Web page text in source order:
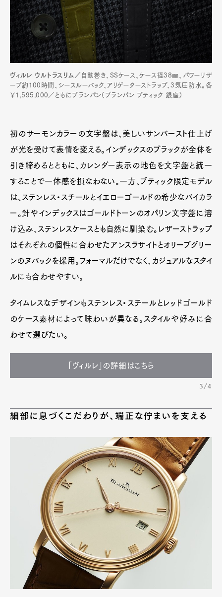
ヴィルレ ウルトラスリム／ 自動巻き、SSケース、ケース径38㎜、パワーリザ
ーブ約100時間、シースルーバック、アリゲーターストラップ、3気圧防水。各
￥1,595,000／ともにブランパン（ブランパン ブティック 銀座）
初のサーモンカラーの文字盤は、美しいサンバースト仕上げ
が光を受けて表情を変える。インデックスのブラックが全体を
引き締めるとともに、カレンダー表示の地色を文字盤と統一
することで一体感を損なわない。一方、ブティック限定モデル
は、ステンレス・スチールとイエローゴールドの希少なバイカラ
ー。針やインデックスはゴールドトーンのオパリン文字盤に溶
け込み、ステンレスケースとも自然に馴染む。レザーストラップ
はそれぞれの個性に合わせたアンスラサイトとオリーブグリー
ンのヌバックを採用。フォーマルだけでなく、カジュアルなスタイ
ルにも合わせやすい。
タイムレスなデザインもステンレス・スチールとレッドゴールド
のケース素材によって味わいが異なる。スタイルや好みに合
わせて選びたい。
「ヴィルレ」の詳細はこちら
3/4
細部に息づくこだわりが、端正な佇まいを支える